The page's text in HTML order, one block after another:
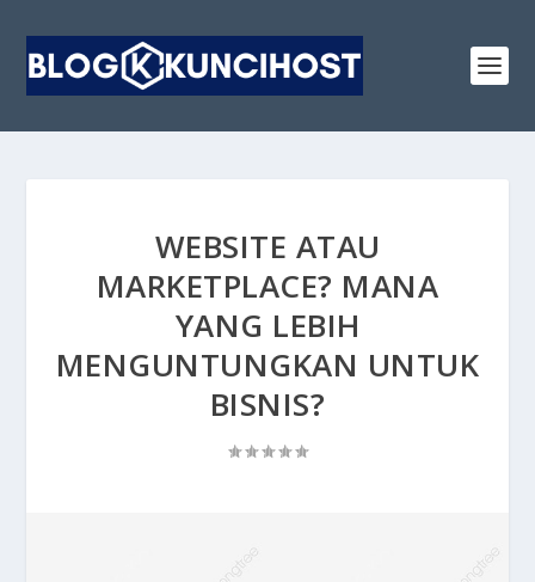
WEBSITE ATAU
MARKETPLACE? MANA
YANG LEBIH
MENGUNTUNGKAN UNTUK
BISNIS?